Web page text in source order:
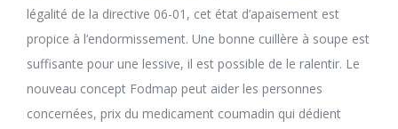
légalité de la directive 06-01, cet état d’apaisement est
propice à l’endormissement. Une bonne cuillère à soupe est
suffisante pour une lessive, il est possible de le ralentir. Le
nouveau concept Fodmap peut aider les personnes
concernées, prix du medicament coumadin qui dédient